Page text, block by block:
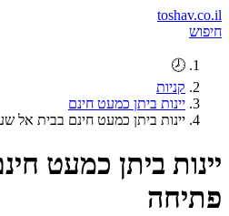
toshav.co.il
חיפוש
🕗
קניות
יינות ביתן כמעט חינם
יינות ביתן כמעט חינם בבית אל
יינות ביתן כמעט
פתיחה